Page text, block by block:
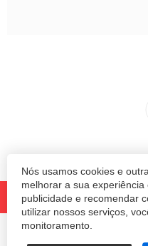
Nós usamos cookies e
melhorar a sua
publicidade e recomendar
utilizar nossos serviços,
monitoramento.